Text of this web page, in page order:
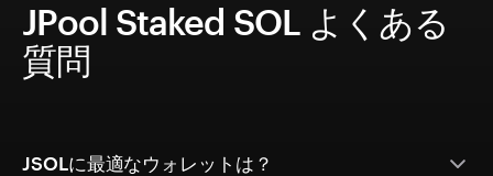
JPool Staked SOL よくある
質問
JSOLに最適なウォレットは？